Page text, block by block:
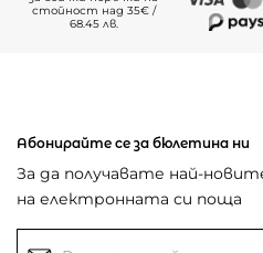
стойност над 35€ /
68.45 лв.
Абонирайте се за бюлетина ни
За да получавате най-
на електронната си поща